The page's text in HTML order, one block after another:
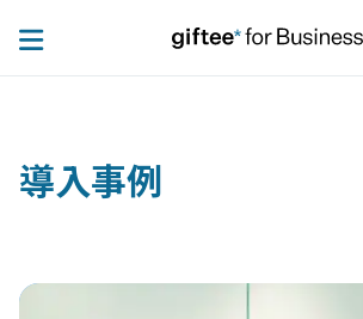
導入事例